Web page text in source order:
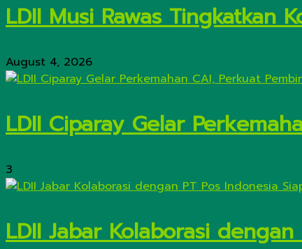
LDII Musi Rawas Tingkatkan
August 4, 2026
LDII Ciparay Gelar
3
LDII Jabar Kolaborasi